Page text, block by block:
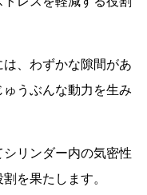
、わずかな隙間があ
うぶんな動力を生み
リンダー内の気密性
を果たします。